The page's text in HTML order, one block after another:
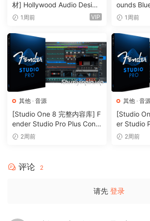
Zero-G Sahara Beats features alluring
eastern and north African music.
are not just for use in ethnic or world
enhance any production no matter what
Sahara Beats is a loop-slice based
Kontakt instruments covering 100
styles each with 24 different variations.
than 2000 samples of middle eastern
grooves included in the library. The
and compose their own highly individual
Sahara Beats also comes with a
flanger, distortion, overdrive and amp
材] Hollywood Audio Design
FUTURE WORLDS [KONTAK
1周前 VIP
ounds
x 1周前
其他 · 音源
[Studio One 8 完整内容库] F
ender Studio Pro Plus Conte
nt 2026-R2R（166GB）
2周前
其他 · 音
[Studio
er Studio
R（33.5GB
2周前
评论 2
请先 登录